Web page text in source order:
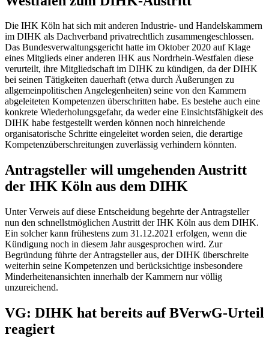
Die IHK Köln hat sich mit anderen Industrie- und Handelskammern
im DIHK als Dachverband privatrechtlich zusammengeschlossen.
Das Bundesverwaltungsgericht hatte im Oktober 2020 auf Klage
eines Mitglieds einer anderen IHK aus Nordrhein-Westfalen diese
verurteilt, ihre Mitgliedschaft im DIHK zu kündigen, da der DIHK
bei seinen Tätigkeiten dauerhaft (etwa durch Äußerungen zu
allgemeinpolitischen Angelegenheiten) seine von den Kammern
abgeleiteten Kompetenzen überschritten habe. Es bestehe auch eine
konkrete Wiederholungsgefahr, da weder eine Einsichtsfähigkeit des
DIHK habe festgestellt werden können noch hinreichende
organisatorische Schritte eingeleitet worden seien, die derartige
Kompetenzüberschreitungen zuverlässig verhindern könnten.
Antragsteller will umgehenden Austritt
der IHK Köln aus dem DIHK
Unter Verweis auf diese Entscheidung begehrte der Antragsteller
nun den schnellstmöglichen Austritt der IHK Köln aus dem DIHK.
Ein solcher kann frühestens zum 31.12.2021 erfolgen, wenn die
Kündigung noch in diesem Jahr ausgesprochen wird. Zur
Begründung führte der Antragsteller aus, der DIHK überschreite
weiterhin seine Kompetenzen und berücksichtige insbesondere
Minderheitenansichten innerhalb der Kammern nur völlig
unzureichend.
VG: DIHK hat bereits auf BVerwG-Urteil
reagiert